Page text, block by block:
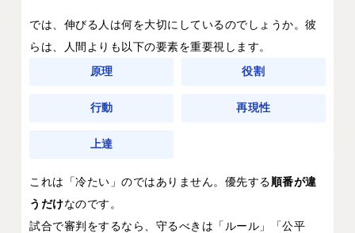
では、伸びる人は何を大切にしているのでしょうか。彼
らは、人間よりも以下の要素を重要視します。
原理
役割
行動 再現性
上達
これは「冷たい」のではありません。優先する順番が違
うだけなのです。
試合で審判をするなら、守るべきは「ルール」「公平